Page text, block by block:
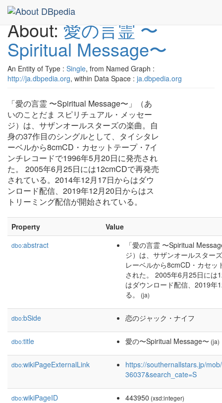
About:愛の言霊 〜
Spiritual Message〜
An Entity of Type : Single, from Named Graph :
http://ja.dbpedia.org, within Data Space : ja.dbpedia.org
「愛の言霊 〜Spiritual Message〜」（あ
いのことだま スピリチュアル・メッセー
ジ）は、サザンオールスターズの楽曲。自
身の37作目のシングルとして、タイシタレ
ーベルから8cmCD・カセットテープ・7イ
ンチレコードで1996年5月20日に発売され
た。 2005年6月25日には12cmCDで再発売
されている。2014年12月17日からはダウ
ンロード配信、2019年12月20日からはス
トリーミング配信が開始されている。
Property Value
dbo:abstract
「愛の言霊 〜Spiritual
ジ）は、サザンオールスター
レーベルから8cmCD・カセ
された。 2005年6月25日には
はダウンロード配信、2019年
る。
(ja)
dbo:bSide 恋のジャック・ナイフ
dbo:title 愛の〜Spiritual Message〜 (ja)
dbo:wikiPageExternalLink
https://southernallstars.jp/
36037&search_cate=S
dbo:wikiPageID 443950 (xsd:integer)